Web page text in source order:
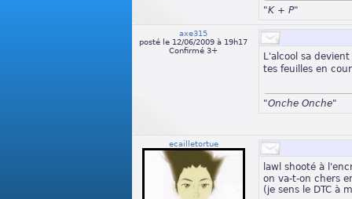
"K + P"
axe315
posté le 12/06/2009 à 19h17
Confirmé 3+
L'alcool sa
tes feuilles en
"Onche Onche"
ecailletortue
lawl shooté à
on va-t-on chers
(je sens le DTC à